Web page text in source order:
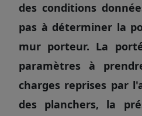
des conditions
pas à déterminer la
mur porteur. La
paramètres à
charges reprises par
des planchers, la